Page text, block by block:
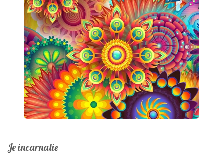
Je incarnatie